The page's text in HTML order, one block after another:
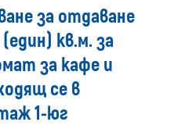
за отдаване
кв.м. за
за кафе и
се в
1-юг